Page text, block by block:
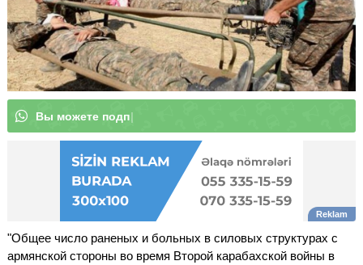
Вы м|
"Общее число раненых и больных в силовых структурах с
армянской стороны во время Второй карабахской войны в